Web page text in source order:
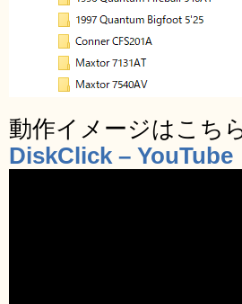
動作イメージはこち
DiskClick – YouTube